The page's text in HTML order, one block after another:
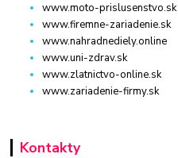
www.moto-prislusenstvo.sk
www.firemne-zariadenie.sk
www.nahradnediely.online
www.uni-zdrav.sk
www.zlatnictvo-online.sk
www.zariadenie-firmy.sk
Kontakty